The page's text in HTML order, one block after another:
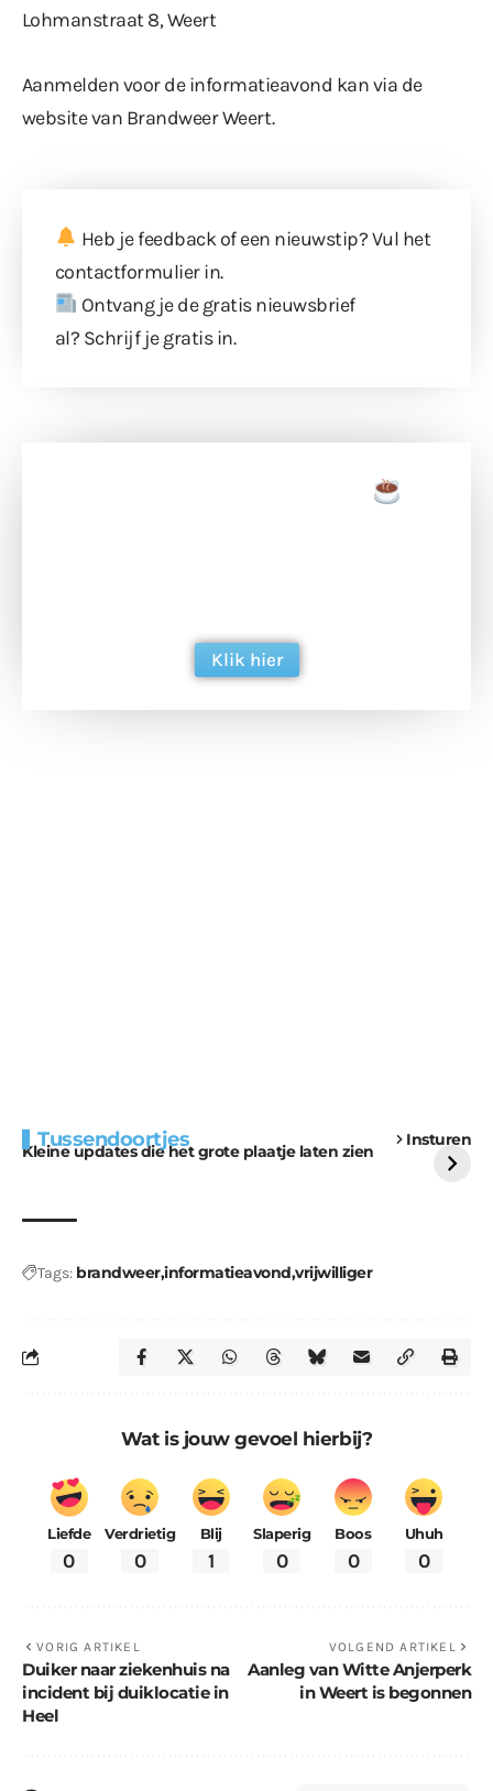
Lohmanstraat 8, Weert
Aanmelden voor de informatieavond kan via de
website van Brandweer Weert.
Heb je feedback of een nieuwstip? Vul het
contactformulierin.
Ontvang je de gratis nieuwsbrief
al? Schrijf je gratis in.
Klik hier
Tussendoortjes Insturen
Kleine updates die het grote plaatje laten zien
voor kabouters
uitdaging
Tags: brandweerinformatieavond vrijwilliger
Wat is jouw gevoel hierbij?
Liefde
0
Verdrietig
0
Blij
1
Slaperig
0
Boos
0
Uhuh
0
VORIG ARTIKEL
Duiker naar ziekenhuis na
incident bij duiklocatie in
Heel
VOLGEND ARTIKEL
Aanleg van Witte Anjerperk
in Weert is begonnen